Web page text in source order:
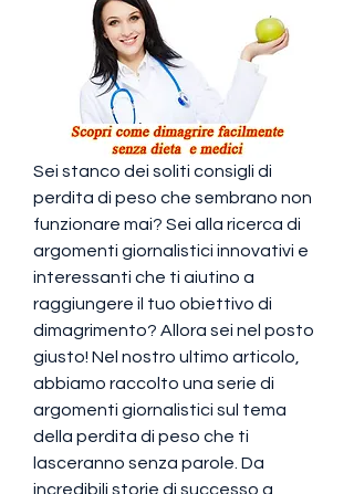
Sei stanco dei soliti consigli di
perdita di peso che sembrano non
funzionare mai? Sei alla ricerca di
argomenti giornalistici innovativi e
interessanti che ti aiutino a
raggiungere il tuo obiettivo di
dimagrimento? Allora sei nel posto
giusto! Nel nostro ultimo articolo,
abbiamo raccolto una serie di
argomenti giornalistici sul tema
della perdita di peso che ti
lasceranno senza parole. Da
incredibili storie di successo a